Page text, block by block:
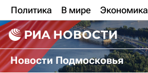
Политика В мире Экономика
Новости Подмосковья